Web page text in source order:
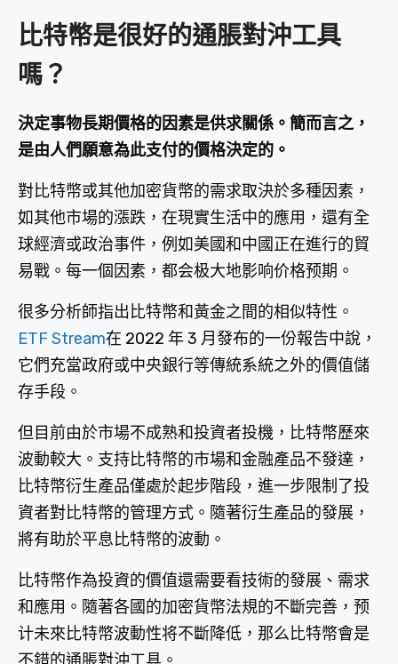
比特幣是很好的通脹對沖工具
嗎？
決定事物長期價格的因素是供求關係。簡而言之，
是由人們願意為此支付的價格決定的。
對比特幣或其他加密貨幣的需求取決於多種因素，
如其他市場的漲跌，在現實生活中的應用，還有全
球經濟或政治事件，例如美國和中國正在進行的貿
易戰。每一個因素，都会极大地影响价格预期。
很多分析師指出比特幣和黃金之間的相似特性。
ETF Stream在 2022 年 3 月發布的一份報告中說，
它們充當政府或中央銀行等傳統系統之外的價值儲
存手段。
但目前由於市場不成熟和投資者投機，比特幣歷來
波動較大。支持比特幣的市場和金融產品不發達，
比特幣衍生產品僅處於起步階段，進一步限制了投
資者對比特幣的管理方式。隨著衍生產品的發展，
將有助於平息比特幣的波動。
比特幣作為投資的價值還需要看技術的發展、需求
和應用。隨著各國的加密貨幣法規的不斷完善，预
计未來比特幣波動性将不斷降低，那么比特幣會是